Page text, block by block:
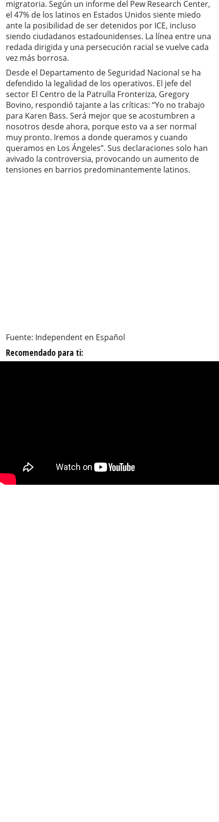
migratoria. Según un informe del Pew Research Center,
el 47% de los latinos en Estados Unidos siente miedo
ante la posibilidad de ser detenidos por ICE, incluso
siendo ciudadanos estadounidenses. La línea entre una
redada dirigida y una persecución racial se vuelve cada
vez más borrosa.
Desde el Departamento de Seguridad Nacional se ha
defendido la legalidad de los operativos. El jefe del
sector El Centro de la Patrulla Fronteriza, Gregory
Bovino, respondió tajante a las críticas: “Yo no trabajo
para Karen Bass. Será mejor que se acostumbren a
nosotros desde ahora, porque esto va a ser normal
muy pronto. Iremos a donde queramos y cuando
queramos en Los Ángeles”. Sus declaraciones solo han
avivado la controversia, provocando un aumento de
tensiones en barrios predominantemente latinos.
Fuente: Independent en Español
Recomendado para ti: